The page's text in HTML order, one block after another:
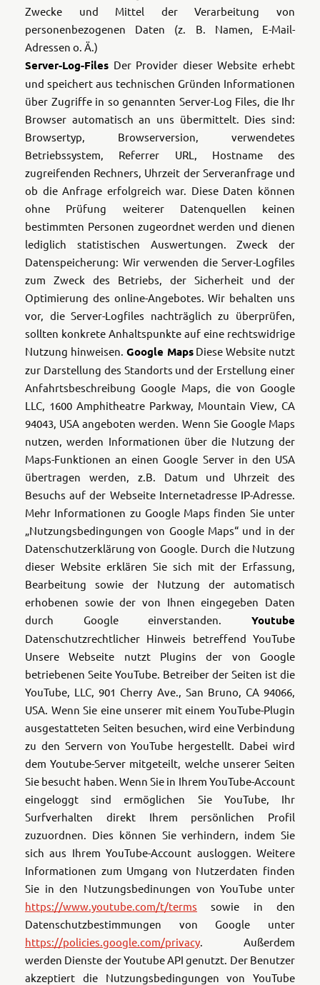
Zwecke und Mittel der Verarbeitung von
personenbezogenen Daten (z. B. Namen, E-Mail-
Adressen o. Ä.)
Server-Log-Files Der Provider dieser Website erhebt
und speichert aus technischen Gründen Informationen
über Zugriffe in so genannten Server-Log Files, die Ihr
Browser automatisch an uns übermittelt. Dies sind:
Browsertyp, Browserversion, verwendetes
Betriebssystem, Referrer URL, Hostname des
zugreifenden Rechners, Uhrzeit der Serveranfrage und
ob die Anfrage erfolgreich war. Diese Daten können
ohne Prüfung weiterer Datenquellen keinen
bestimmten Personen zugeordnet werden und dienen
lediglich statistischen Auswertungen. Zweck der
Datenspeicherung: Wir verwenden die Server-Logfiles
zum Zweck des Betriebs, der Sicherheit und der
Optimierung des online-Angebotes. Wir behalten uns
vor, die Server-Logfiles nachträglich zu überprüfen,
sollten konkrete Anhaltspunkte auf eine rechtswidrige
Nutzung hinweisen. Google Maps Diese Website nutzt
zur Darstellung des Standorts und der Erstellung einer
Anfahrtsbeschreibung Google Maps, die von Google
LLC, 1600 Amphitheatre Parkway, Mountain View, CA
94043, USA angeboten werden. Wenn Sie Google Maps
nutzen, werden Informationen über die Nutzung der
Maps-Funktionen an einen Google Server in den USA
übertragen werden, z.B. Datum und Uhrzeit des
Besuchs auf der Webseite Internetadresse IP-Adresse.
Mehr Informationen zu Google Maps finden Sie unter
„Nutzungsbedingungen von Google Maps“ und in der
Datenschutzerklärung von Google. Durch die Nutzung
dieser Website erklären Sie sich mit der Erfassung,
Bearbeitung sowie der Nutzung der automatisch
erhobenen sowie der von Ihnen eingegeben Daten
durch Google einverstanden. Youtube
Datenschutzrechtlicher Hinweis betreffend YouTube
Unsere Webseite nutzt Plugins der von Google
betriebenen Seite YouTube. Betreiber der Seiten ist die
YouTube, LLC, 901 Cherry Ave., San Bruno, CA 94066,
USA. Wenn Sie eine unserer mit einem YouTube-Plugin
ausgestatteten Seiten besuchen, wird eine Verbindung
zu den Servern von YouTube hergestellt. Dabei wird
dem Youtube-Server mitgeteilt, welche unserer Seiten
Sie besucht haben. Wenn Sie in Ihrem YouTube-Account
eingeloggt sind ermöglichen Sie YouTube, Ihr
Surfverhalten direkt Ihrem persönlichen Profil
zuzuordnen. Dies können Sie verhindern, indem Sie
sich aus Ihrem YouTube-Account ausloggen. Weitere
Informationen zum Umgang von Nutzerdaten finden
Sie in den Nutzungsbedinungen von YouTube unter
https://www.youtube.com/t/terms sowie in den
Datenschutzbestimmungen von Google unter
https://policies.google.com/privacy. Außerdem
werden Dienste der Youtube API genutzt. Der Benutzer
akzeptiert die Nutzungsbedingungen von YouTube